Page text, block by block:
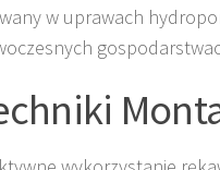
w uprawach